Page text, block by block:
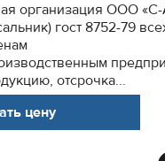
организация ООО
гост 8752-79
отсрочка...
цену